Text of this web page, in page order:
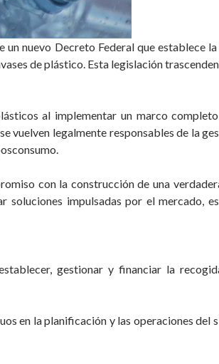
nuevo Decreto Federal que establece
de plástico. Esta legislación
al implementar un marco
vuelven legalmente responsables de la
con la construcción de una
impulsadas por el mercado,
gestionar y financiar la
en la planificación y las operaciones del